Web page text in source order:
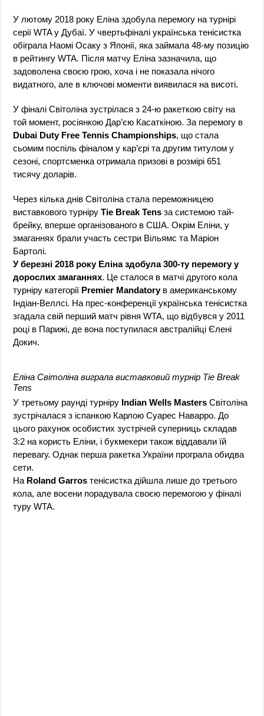
У лютому 2018 року Еліна здобула перемогу на турнірі
серії WTA у Дубаї. У чвертьфіналі українська тенісистка
обіграла Наомі Осаку з Японії, яка займала 48-му позицію
в рейтингу WTA. Після матчу Еліна зазначила, що
задоволена своєю грою, хоча і не показала нічого
видатного, але в ключові моменти виявилася на висоті.
У фіналі Світоліна зустрілася з 24-ю ракеткою світу на
той момент, росіянкою Дар’єю Касаткіною. За перемогу в
Dubai Duty Free Tennis Championships, що стала
сьомим поспіль фіналом у кар’єрі та другим титулом у
сезоні, спортсменка отримала призові в розмірі 651
тисячу доларів.
Через кілька днів Світоліна стала переможницею
виставкового турніруTie Break Tens за системою тай-
брейку, вперше організованого в США. Окрім Еліни, у
змаганнях брали участь сестри Вільямс та Маріон
Бартолі.
У березні 2018 року Еліна здобула 300-ту перемогу у
дорослих змаганнях. Це сталося в матчі другого кола
турніру категорії Premier Mandatoryв американському
Індіан-Веллсі. На прес-конференції українська тенісистка
згадала свій перший матч рівня WTA, що відбувся у 2011
році в Парижі, де вона поступилася австралійці Єлені
Докич.
Еліна Світоліна виграла виставковий турнір Tie Break
Tens
У третьому раунді турніру Indian Wells Masters Світоліна
зустрічалася з іспанкою Карлою Суарес Наварро. До
цього рахунок особистих зустрічей суперниць складав
3:2 на користь Еліни, і букмекери також віддавали їй
перевагу. Однак перша ракетка України програла обидва
сети.
На Roland Garros тенісистка дійшла лише до третього
кола, але восени порадувала своєю перемогою у фіналі
туру WTA.